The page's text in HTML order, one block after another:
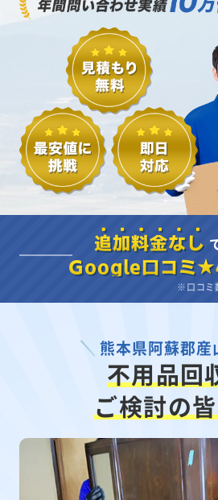
追加料金なし
Google口コミ
※口コミ
熊本県阿蘇郡産
不用品回
ご検討の